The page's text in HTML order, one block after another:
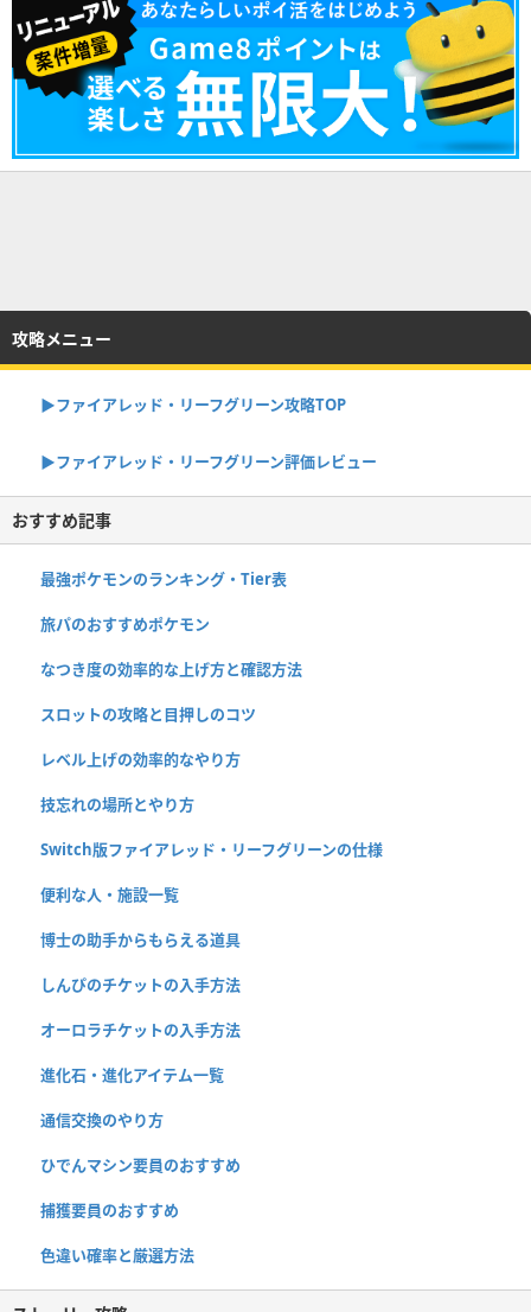
攻略メニュー
▶︎ファイアレッド・リーフグリーン攻略TOP
▶︎ファイアレッド・リーフグリーン評価レビュー
おすすめ記事
最強ポケモンのランキング・Tier表
旅パのおすすめポケモン
なつき度の効率的な上げ方と確認方法
スロットの攻略と目押しのコツ
レベル上げの効率的なやり方
技忘れの場所とやり方
Switch版ファイアレッド・リーフグリーンの仕様
便利な人・施設一覧
博士の助手からもらえる道具
しんぴのチケットの入手方法
オーロラチケットの入手方法
進化石・進化アイテム一覧
通信交換のやり方
ひでんマシン要員のおすすめ
捕獲要員のおすすめ
色違い確率と厳選方法